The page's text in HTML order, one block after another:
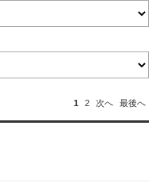
1 2 次へ 最後へ